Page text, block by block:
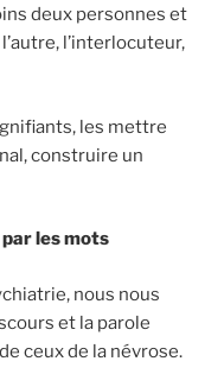
deux personnes et
l’interlocuteur,
les mettre
construire un
les mots
nous nous
et la parole
ceux de la névrose.